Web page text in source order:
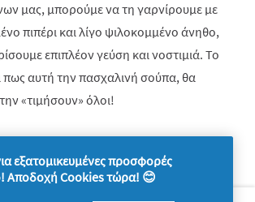
μας, μπορούμε να τη γαρνίρουμε με
πιπέρι και λίγο ψιλοκομμένο άνηθο,
επιπλέον γεύση και νοστιμιά. Το
πως αυτή την πασχαλινή σούπα, θα
«τιμήσουν» όλοι!
εξατομικευμένες προσφορές
Αποδοχή Cookies τώρα! 😊